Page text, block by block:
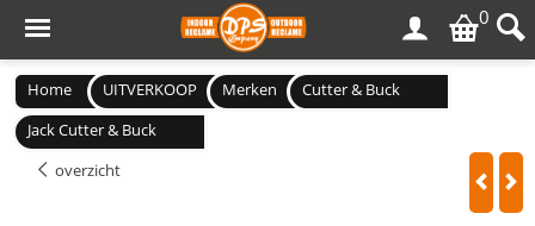
0
Home UITVERKOOP Merken
Cutter & Buck
Jack Cutter & Buck
overzicht